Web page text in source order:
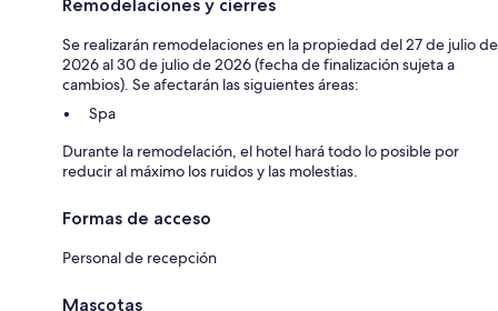
Remodelaciones y cierres
Se realizarán remodelaciones en la propiedad del 27 de julio de
2026 al 30 de julio de 2026 (fecha de finalización sujeta a
cambios). Se afectarán las siguientes áreas:
Spa
Durante la remodelación, el hotel hará todo lo posible por
reducir al máximo los ruidos y las molestias.
Formas de acceso
Personal de recepción
Mascotas